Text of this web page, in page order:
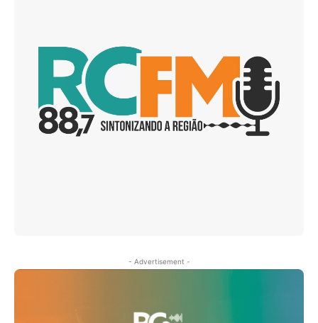
- Advertisement -